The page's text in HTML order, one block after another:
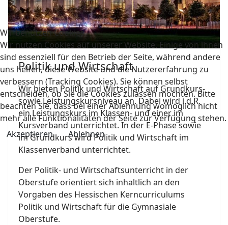
Politik und Wirtschaft
Wir bieten Politik und Wirtschaft auf Grundkurs-
sowie Leistungskursniveau an. Dabei wird i.d.R.
ein Leistungskurs im Klassen- und einer im
Kursverband unterrichtet. In der E-Phase sowie
im Grundkurs wird Politik und Wirtschaft im
Klassenverband unterrichtet.
Der Politik- und Wirtschaftsunterricht in der
Oberstufe orientiert sich inhaltlich an den
Vorgaben des Hessischen Kerncurriculums
Politik und Wirtschaft für die Gymnasiale
Oberstufe.
Wir benutzen Cookies
Wir nutzen Cookies auf unserer Website. Einige von ihnen
sind essenziell für den Betrieb der Seite, während andere
uns helfen, diese Website und die Nutzererfahrung zu
verbessern (Tracking Cookies). Sie können selbst
entscheiden, ob Sie die Cookies zulassen möchten. Bitte
beachten Sie, dass bei einer Ablehnung womöglich nicht
mehr alle Funktionalitäten der Seite zur Verfügung stehen.
Akzeptieren
Ablehnen